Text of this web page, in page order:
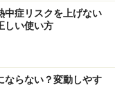
する
も、就寝前に軽い
睡眠の質向上が期
中症リスクを上げない
しい使い方
ならない？変動しやす